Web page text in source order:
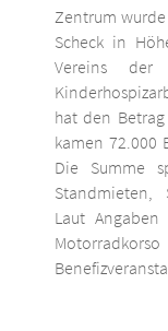
Zentrum
Scheck in
Vereins der
hat den
kamen 72.000
Die Summe
Standmieten,
Laut